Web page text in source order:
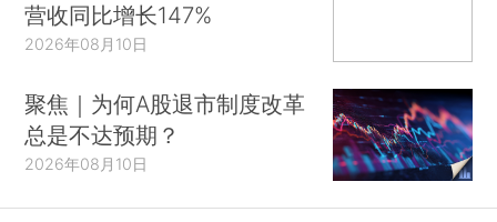
营收同比增长147%
2026年08月10日
聚焦｜为何A股退市制度改革
总是不达预期？
2026年08月10日